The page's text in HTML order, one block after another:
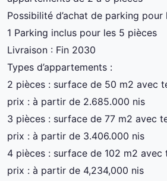
Possibilité d’achat de parking
1 Parking inclus pour les 5 pièces
Livraison : Fin 2030
Types d’appartements :
2 pièces : surface de 50 m2 avec
prix : à partir de 2.685.000 nis
3 pièces : surface de 77 m2 avec
prix : à partir de 3.406.000 nis
4 pièces : surface de 102 m2 avec
prix : à partir de 4,234,000 nis